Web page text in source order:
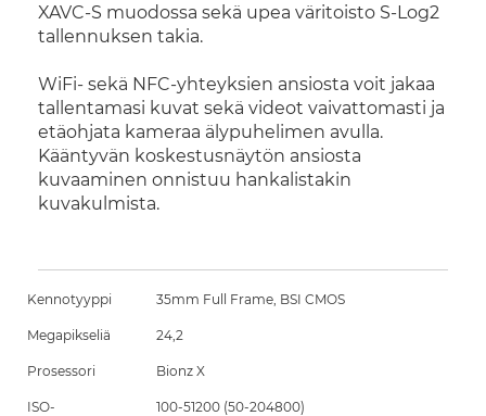
XAVC-S muodossa sekä upea väritoisto S-Log2
tallennuksen takia.
WiFi- sekä NFC-yhteyksien ansiosta voit jakaa
tallentamasi kuvat sekä videot vaivattomasti ja
etäohjata kameraa älypuhelimen avulla.
Kääntyvän koskestusnäytön ansiosta
kuvaaminen onnistuu hankalistakin
kuvakulmista.
Kennotyyppi 35mm Full Frame, BSI CMOS
Megapikseliä 24,2
Prosessori Bionz X
ISO-
100-51200 (50-204800)